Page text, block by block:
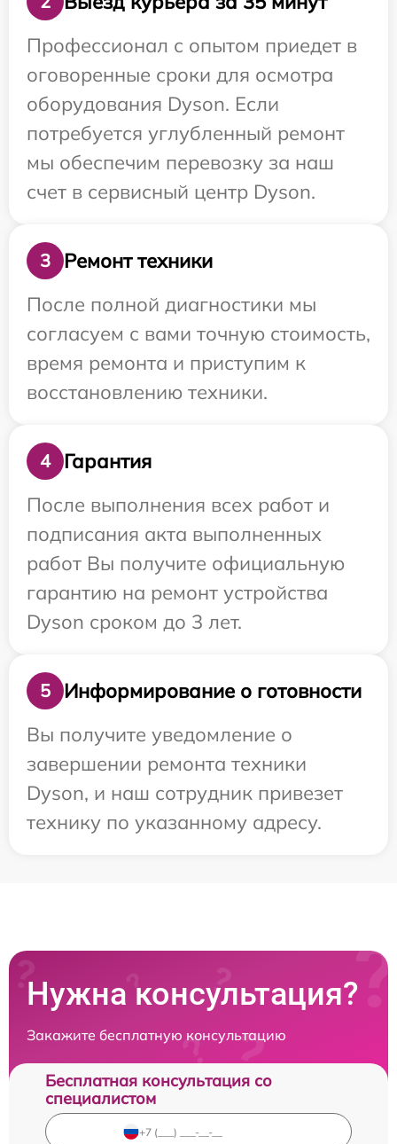
Профессионал с опытом приедет в
оговоренные сроки для осмотра
оборудования Dyson. Если
потребуется углубленный ремонт
мы обеспечим перевозку за наш
счет в сервисный центр Dyson.
3
Ремонт техники
После полной диагностики мы
согласуем с вами точную стоимость,
время ремонта и приступим к
восстановлению техники.
4
Гарантия
После выполнения всех работ и
подписания акта выполненных
работ Вы получите официальную
гарантию на ремонт устройства
Dyson сроком до 3 лет.
5
Информирование о готовности
Вы получите уведомление о
завершении ремонта техники
Dyson, и наш сотрудник привезет
технику по указанному адресу.
Нужна консультация?
Закажите бесплатную консультацию
Бесплатная консультация со
специалистом